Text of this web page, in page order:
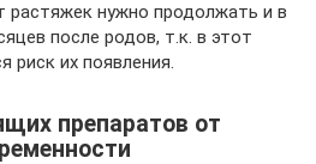
растяжек нужно продолжать и в
после родов, т.к. в этот
риск их появления.
препаратов от